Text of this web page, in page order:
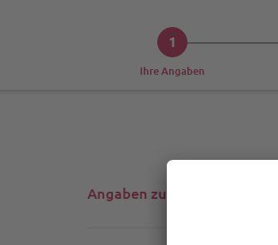
1
Ihre Angaben
Angaben zu Ihrer Person